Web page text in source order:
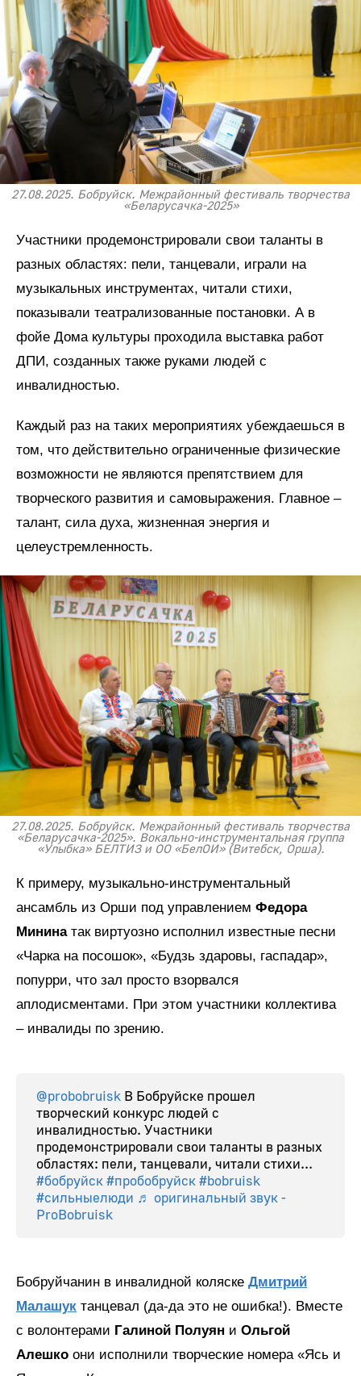
27.08.2025. Бобруйск. Межрайонный фестиваль творчества
«Беларусачка-2025»
Участники продемонстрировали свои таланты в
разных областях: пели, танцевали, играли на
музыкальных инструментах, читали стихи,
показывали театрализованные постановки. А в
фойе Дома культуры проходила выставка работ
ДПИ, созданных также руками людей с
инвалидностью.
Каждый раз на таких мероприятиях убеждаешься в
том, что действительно ограниченные физические
возможности не являются препятствием для
творческого развития и самовыражения. Главное –
талант, сила духа, жизненная энергия и
целеустремленность.
27.08.2025. Бобруйск. Межрайонный фестиваль творчества
«Беларусачка-2025». Вокально-инструментальная группа
«Улыбка» БЕЛТИЗ и ОО «БелОИ» (Витебск, Орша).
К примеру, музыкально-инструментальный
ансамбль из Орши под управлением Федора
Мининатак виртуозно исполнил известные песни
«Чарка на посошок», «Будзь здаровы, гаспадар»,
попурри, что зал просто взорвался
аплодисментами. При этом участники коллектива
– инвалиды по зрению.
@probobruisk В Бобруйске прошел
творческий конкурс людей с
инвалидностью. Участники
продемонстрировали свои таланты в разных
областях: пели, танцевали, читали стихи...
#бобруйск#пробобруйск#bobruisk
#сильныелюди ♬ оригинальный звук -
ProBobruisk
Бобруйчанин в инвалидной коляске Дмитрий
Малашук танцевал (да-да это не ошибка!). Вместе
с волонтерами Галиной Полуян и Ольгой
Алешко они исполнили творческие номера «Ясь и